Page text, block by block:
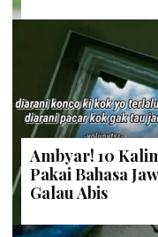
Ambyar! 10
Pakai Bahasa
Galau Abis